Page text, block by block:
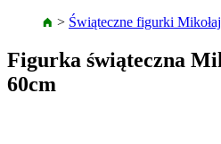
> Świąteczne figurki
Figurka świąteczna
60cm